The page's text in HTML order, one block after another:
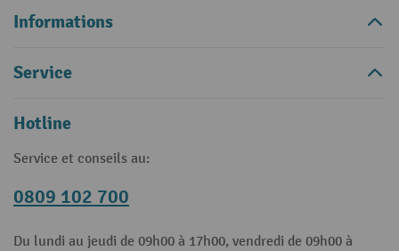
Informations
Service
Hotline
Service et conseils au:
0809 102 700
Du lundi au jeudi de 09h00 à 17h00, vendredi de 09h00 à